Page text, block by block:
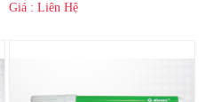
Giá : Liên Hệ